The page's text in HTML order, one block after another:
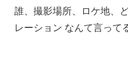
誰、撮影場所、ロケ地、
レーション なんて言って